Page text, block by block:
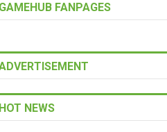
FANPAGES
NEWS